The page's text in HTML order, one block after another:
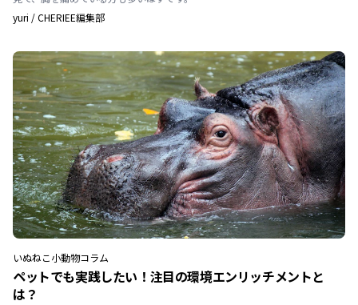
yuri /CHERIEE編集部
いぬねこ小動物コラム
ペットでも実践したい！注目の環境エンリッチメントと
は？